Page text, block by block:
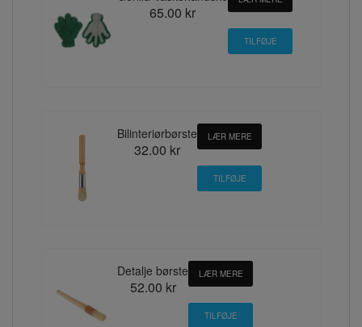
65.00 kr
Bilinteriørbørste
32.00 kr
LÆR MERE
Detalje børste
52.00 kr
LÆR MERE